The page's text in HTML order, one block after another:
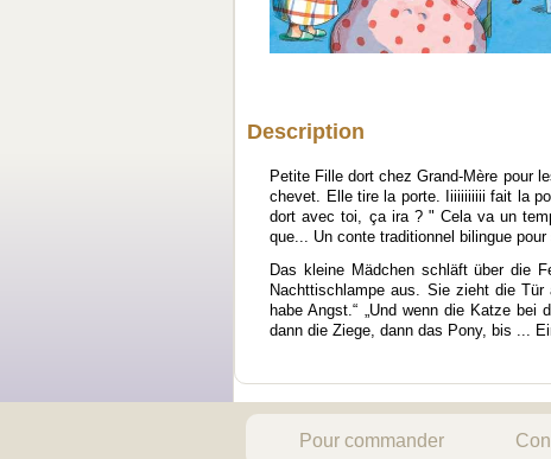
Description
Petite Fille dort chez Grand-Mère pour
chevet. Elle tire la porte. Iiiiiiiiiii fait la
dort avec toi, ça ira ? " Cela va un
que... Un conte traditionnel bilingue
Das kleine Mädchen schläft über die
Nachttischlampe aus. Sie zieht die
habe Angst.“ „Und wenn die Katze
dann die Ziege, dann das Pony, bis ...
Pour commander